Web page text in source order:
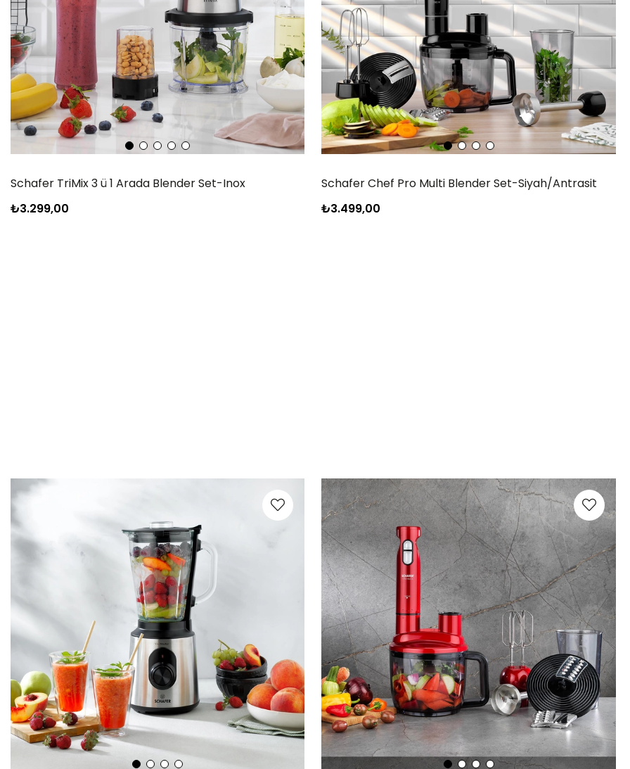
Schafer TriMix 3 ü 1 Arada Blender Set-Inox
₺3.299,00
Schafer Chef Pro Multi Blender Set-Siyah/Antrasit
₺3.499,00